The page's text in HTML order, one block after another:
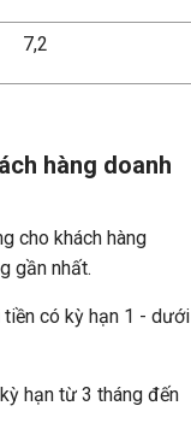
7,2
hàng doanh
cho khách hàng
gần nhất.
tiền có kỳ hạn 1 - dưới
hạn từ 3 tháng đến